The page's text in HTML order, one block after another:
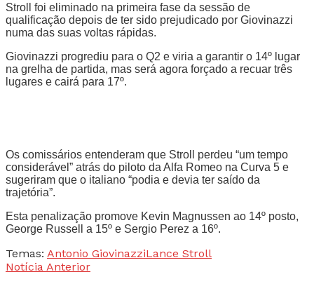
Stroll foi eliminado na primeira fase da sessão de
qualificação depois de ter sido prejudicado por Giovinazzi
numa das suas voltas rápidas.
Giovinazzi progrediu para o Q2 e viria a garantir o 14º lugar
na grelha de partida, mas será agora forçado a recuar três
lugares e cairá para 17º.
Os comissários entenderam que Stroll perdeu “um tempo
considerável” atrás do piloto da Alfa Romeo na Curva 5 e
sugeriram que o italiano “podia e devia ter saído da
trajetória”.
Esta penalização promove Kevin Magnussen ao 14º posto,
George Russell a 15º e Sergio Perez a 16º.
Temas: Antonio GiovinazziLance Stroll
Notícia Anterior